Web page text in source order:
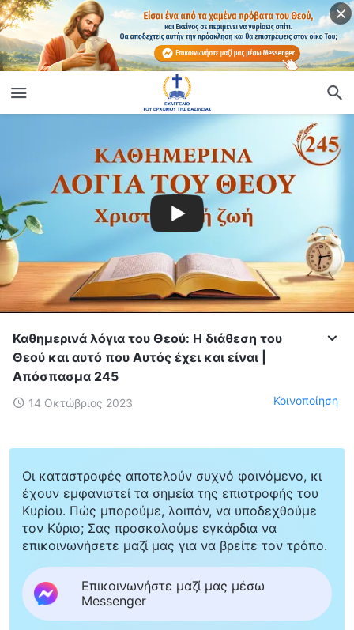
Καθημερινά λόγια του Θεού: Η διάθεση του
Θεού και αυτό που Αυτός έχει και είναι |
Απόσπασμα 245
14 Οκτώβριος 2023 Κοινοποίηση
Οι καταστροφές αποτελούν συχνό φαινόμενο, κι
έχουν εμφανιστεί τα σημεία της επιστροφής του
Κυρίου. Πώς μπορούμε, λοιπόν, να υποδεχθούμε
τον Κύριο; Σας προσκαλούμε εγκάρδια να
επικοινωνήσετε μαζί μας για να βρείτε τον τρόπο.
Επικοινωνήστε μαζί μας μέσω
Messenger